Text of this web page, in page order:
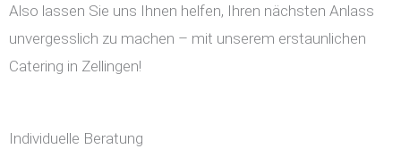
Also lassen Sie uns Ihnen helfen, Ihren nächsten Anlass
unvergesslich zu machen – mit unserem erstaunlichen
Catering in Zellingen!
Individuelle Beratung